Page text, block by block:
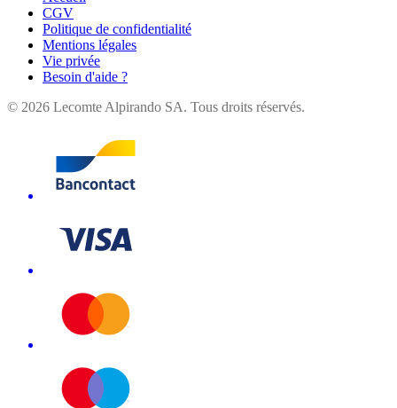
CGV
Politique de confidentialité
Mentions légales
Vie privée
Besoin d'aide ?
© 2026 Lecomte Alpirando SA. Tous droits réservés.